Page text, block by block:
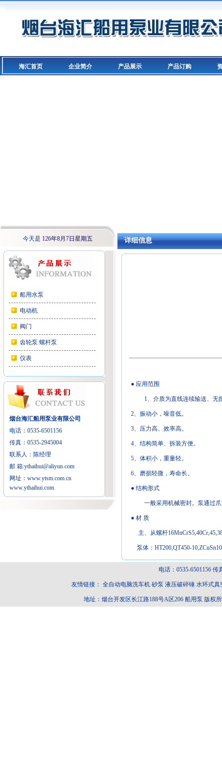
海汇首页 企业简介 产品展示 产品订购
今天是 126年8月7日星期五
船用水泵
电动机
阀门
齿轮泵 螺杆泵
仪表
烟台海汇船用泵业有限公司
电话：0535-6501156
传真：0535-2945004
联系人：陈经理
邮 箱:ythaihui@aliyun.com
网址： www.ytsm.com.cn
www.ythaihui.com
详细信息
● 应用范围
1、介质为直线连续输送、无
2、振动小，噪音低。
3、压力高、效率高。
4、结构简单、拆装方便。
5、体积小，重量轻。
6、磨损轻微，寿命长。
● 结构形式
一般采用机械密封。泵通过爪
● 材 质
主、从螺杆
泵体：HT200,QT450-
电话：0535-6501156 传
友情链接： 全自动电脑洗车机 砂泵 液压破碎锤 水环式真
地址：烟台开发区长江路188号A区206 船用泵 版权